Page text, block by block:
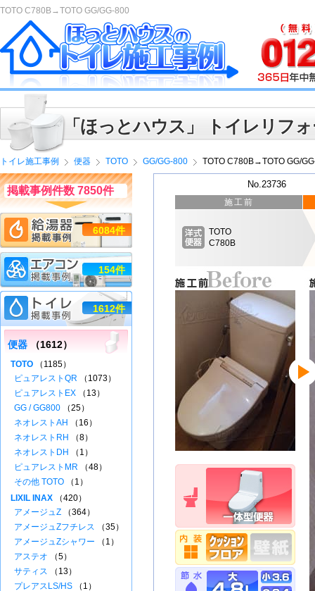
TOTO C780B→TOTO GG/GG-800
「ほっとハウス」 トイレリフ
トイレ施工事例 便器 TOTO GG/GG-800 TOTO C780B→TOTO GG/
No.23736
施工前
TOTO
C780B
掲載事例件数 7850件
6084件
154件
1612件
便器 （1612）
TOTO （1185）
ピュアレストQR （1073）
ピュアレストEX （13）
GG / GG800 （25）
ネオレストAH
（16）
ネオレストRH
（8）
ネオレストDH
（1）
ピュアレストMR （48）
その他 TOTO （1）
LIXIL INAX （420）
アメージュZ （364）
アメージュZフチレス （35）
アメージュZシャワー （1）
アステオ （5）
サティス （13）
プレアスLS/HS （1）